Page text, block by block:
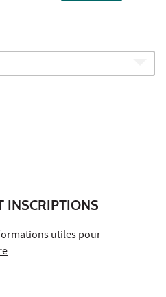
INSCRIPTIONS
utiles pour